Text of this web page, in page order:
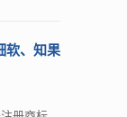
软、知果